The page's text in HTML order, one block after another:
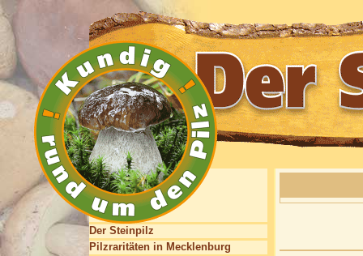
Der Steinpilz
Pilzraritäten in Mecklenburg